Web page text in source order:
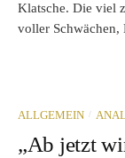
Klatsche. Die viel
voller Schwächen,
ALLGEMEIN /
„Ab jetzt